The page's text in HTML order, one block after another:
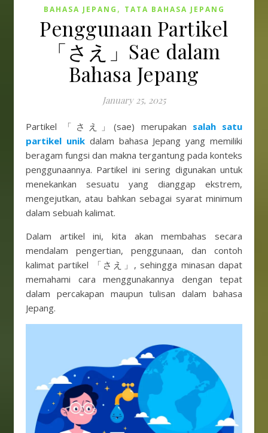
BAHASA JEPANG , TATA BAHASA JEPANG
Penggunaan Partikel
「さえ」Sae dalam
Bahasa Jepang
January 25, 2025
Partikel 「さえ」(sae) merupakan salah satu
partikel unik dalam bahasa Jepang yang memiliki
beragam fungsi dan makna tergantung pada konteks
penggunaannya. Partikel ini sering digunakan untuk
menekankan sesuatu yang dianggap ekstrem,
mengejutkan, atau bahkan sebagai syarat minimum
dalam sebuah kalimat.
Dalam artikel ini, kita akan membahas secara
mendalam pengertian, penggunaan, dan contoh
kalimat partikel 「さえ」, sehingga minasan dapat
memahami cara menggunakannya dengan tepat
dalam percakapan maupun tulisan dalam bahasa
Jepang.